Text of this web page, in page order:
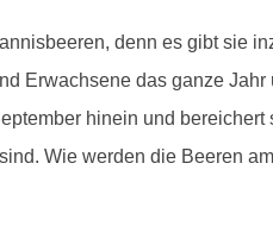
denn es gibt sie
Erwachsene das ganze Jahr
hinein und bereichert
Wie werden die Beeren